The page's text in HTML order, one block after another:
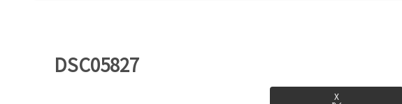
DSC05827
X